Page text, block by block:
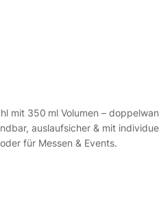
mit 350 ml Volumen –
auslaufsicher & mit
für Messen & Events.